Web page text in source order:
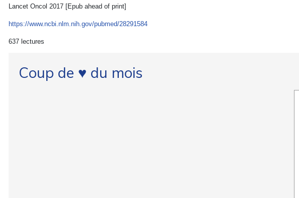
Lancet Oncol 2017 [Epub ahead of print]
https://www.ncbi.nlm.nih.gov/pubmed/28291584
637 lectures
Coup de ♥ du mois